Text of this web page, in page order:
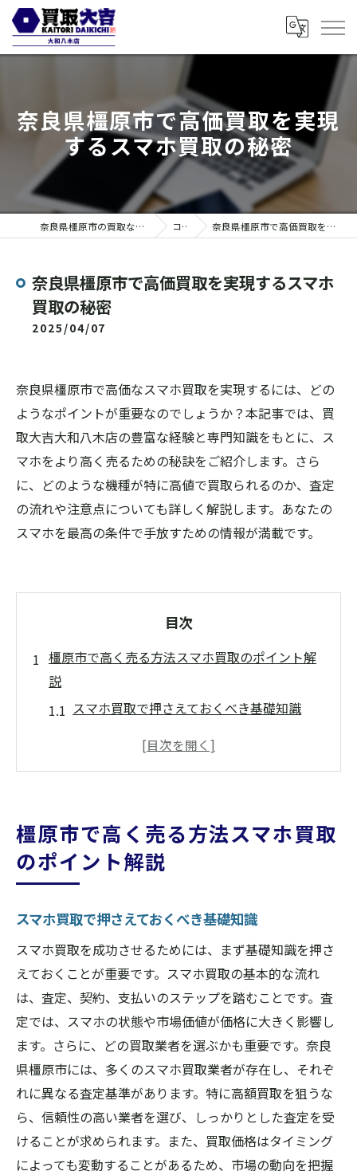
奈良県橿原市で高価買取を実現
するスマホ買取の秘密
奈良県橿原市の買取なら買取大吉 大和八木店 コラム 奈良県橿原市で高価買取を実現するスマホ買取の秘密
奈良県橿原市で高価買取を実現するスマホ
買取の秘密
2025/04/07
奈良県橿原市で高価なスマホ買取を実現するには、どの
ようなポイントが重要なのでしょうか？本記事では、買
取大吉大和八木店の豊富な経験と専門知識をもとに、ス
マホをより高く売るための秘訣をご紹介します。さら
に、どのような機種が特に高値で買取られるのか、査定
の流れや注意点についても詳しく解説します。あなたの
スマホを最高の条件で手放すための情報が満載です。
目次
橿原市で高く売る方法スマホ買取のポイント解
説
スマホ買取で押さえておくべき基礎知識
橿原市で高価買取を狙うための準備とは
市場動向を知っておくことの重要性
スマホ買取の査定基準奈良県橿原市での実例を
橿原市の買取店が注目する査定基準
実際の査定例：高く評価されるポイントと
は
奈良県橿原市での査定プロセスの流れ
査定時のチェックポイントを理解する
実際の査定額が決まるまでの流れ
査定の透明性を確保するための工夫
奈良県橿原市でスマホ買取を成功させるための
秘訣
成功するスマホ買取のための第一歩
橿原市で高く売る方法スマホ買取
のポイント解説
スマホ買取で押さえておくべき基礎知識
スマホ買取を成功させるためには、まず基礎知識を押さ
えておくことが重要です。スマホ買取の基本的な流れ
は、査定、契約、支払いのステップを踏むことです。査
定では、スマホの状態や市場価値が価格に大きく影響し
ます。さらに、どの買取業者を選ぶかも重要です。奈良
県橿原市には、多くのスマホ買取業者が存在し、それぞ
れに異なる査定基準があります。特に高額買取を狙うな
ら、信頼性の高い業者を選び、しっかりとした査定を受
けることが求められます。また、買取価格はタイミング
によっても変動することがあるため、市場の動向を把握